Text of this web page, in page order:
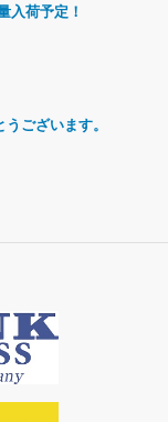
入荷予定！
ございます。